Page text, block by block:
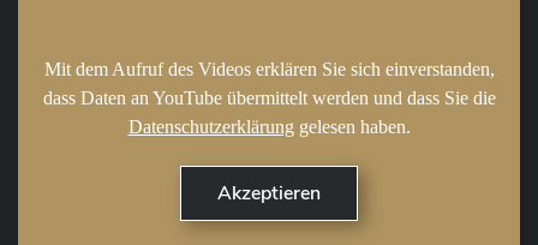
Mit dem Aufruf des Videos erklären Sie sich einverstanden,
dass Daten an YouTube übermittelt werden und dass Sie die
Datenschutzerklärung gelesen haben.